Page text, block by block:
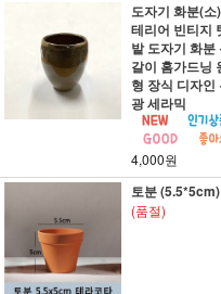
도자기 화분(소
테리어 빈티지
밭 도자기 화분
갈이 홈가드닝
형 장식 디자인
광 세라믹
4,000원
토분 (5.5*5cm)
(품절)